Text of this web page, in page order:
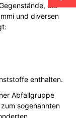
die
und diversen
enthalten.
Abfallgruppe
sogenannten